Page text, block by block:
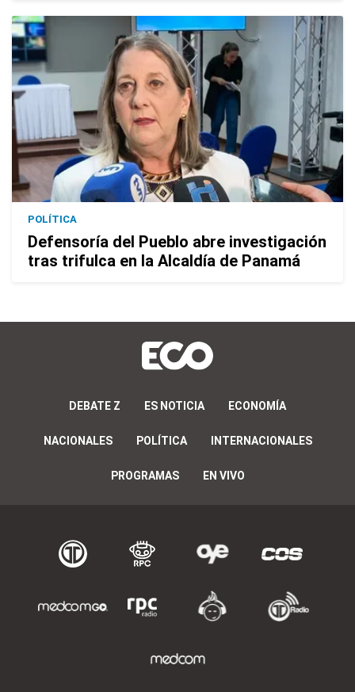
POLÍTICA
Defensoría del Pueblo abre investigación
tras trifulca en la Alcaldía de Panamá
DEBATE Z ES NOTICIA ECONOMÍA
NACIONALES POLÍTICA INTERNACIONALES
PROGRAMAS EN VIVO